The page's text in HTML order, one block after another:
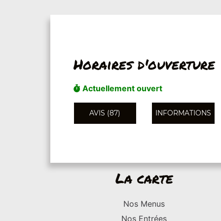
Horaires d'ouverture
Actuellement ouvert
AVIS (87) INFORMATIONS
La carte
Nos Menus
Nos Entrées